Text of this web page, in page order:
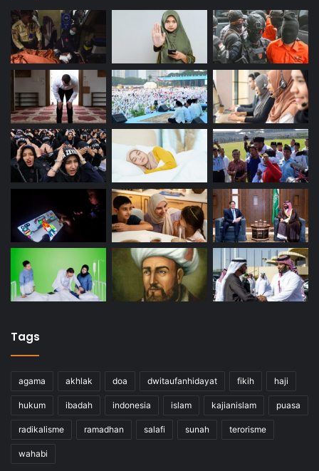
Tags
agama akhlak doa dwitaufanhidayat fikih haji
hukum ibadah indonesia islam kajianislam puasa
radikalisme ramadhan salafi sunah terorisme
wahabi